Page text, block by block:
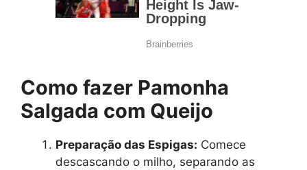
Como fazer Pamonha
Salgada com Queijo
Preparação das Espigas: Comece
descascando o milho, separando as